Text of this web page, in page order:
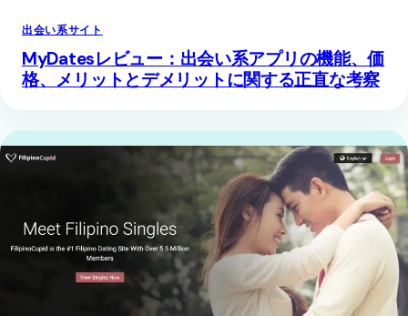
出会い系サイト
MyDatesレビュー：出会い系アプリの機能、価
格、メリットとデメリットに関する正直な考察